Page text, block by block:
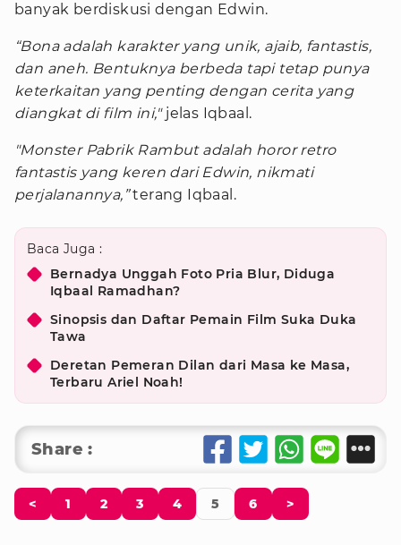
banyak berdiskusi dengan Edwin.
“Bona adalah karakter yang unik, ajaib, fantastis,
dan aneh. Bentuknya berbeda tapi tetap punya
keterkaitan yang penting dengan cerita yang
diangkat di film ini,"jelas Iqbaal.
"Monster Pabrik Rambut adalah horor retro
fantastis yang keren dari Edwin, nikmati
perjalanannya,”terang Iqbaal.
Baca Juga :
Bernadya Unggah Foto Pria Blur, Diduga
Iqbaal Ramadhan?
Sinopsis dan Daftar Pemain Film Suka Duka
Tawa
Deretan Pemeran Dilan dari Masa ke Masa,
Terbaru Ariel Noah!
Share :
< 1 2 3 4 5 6 >